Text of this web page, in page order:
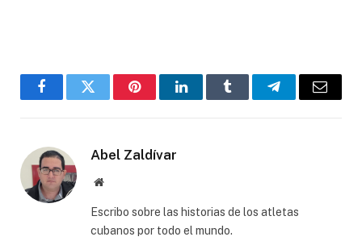
FacebookTwitter PinterestLinkedInTumblr TelegramEmail
Abel Zaldívar
Website
Escribo sobre las historias de los atletas
cubanos por todo el mundo.